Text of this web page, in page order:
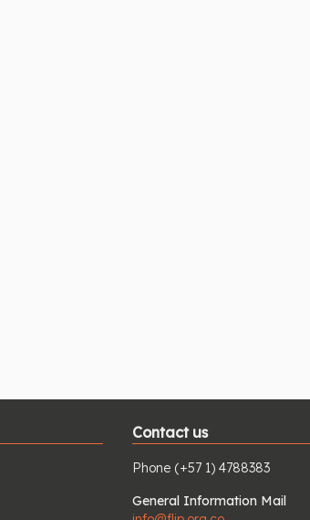
Contact us
Phone (+57 1) 4788383
General Information Mail